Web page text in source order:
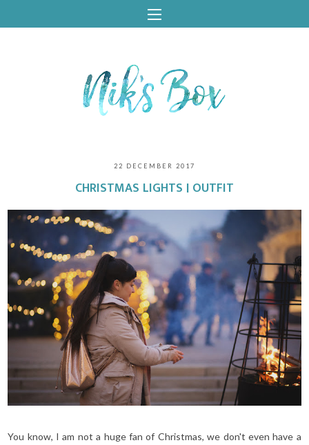
22 DECEMBER 2017
CHRISTMAS LIGHTS | OUTFIT
You know, I am not a huge fan of Christmas, we don't even have a